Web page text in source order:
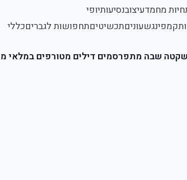
חיות מחמדעיצובנסיעותיופי
קמפינגשעוניםתכשיטיםתחפושות לגבריםכללי